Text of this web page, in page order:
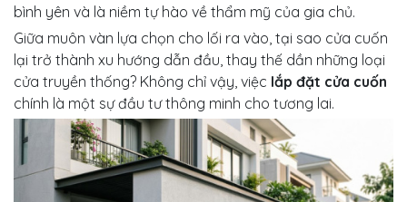
bình yên và là niềm tự hào về thẩm mỹ của gia chủ.
Giữa muôn vàn lựa chọn cho lối ra vào, tại sao cửa cuốn
lại trở thành xu hướng dẫn đầu, thay thế dần những loại
cửa truyền thống? Không chỉ vậy, việc lắp đặt cửa cuốn
chính là một sự đầu tư thông minh cho tương lai.